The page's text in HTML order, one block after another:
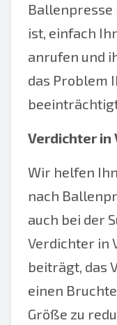
ist, einfach
anrufen und
das Problem
Verdichter in
Wir helfen
nach
auch bei der
Verdichter in
beiträgt, das
einen
Größe zu